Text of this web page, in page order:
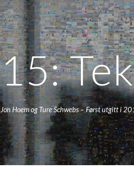
Skip to main content
15:
Jon Hoem og Ture Schwebs – Først utgitt i